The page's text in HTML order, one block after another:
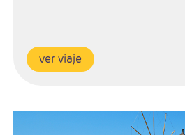
ver viaje